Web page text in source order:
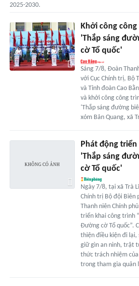
2025-2030.
Khởi công
'Thắp sáng
cờ Tổ quốc'
Sáng 7/8, Đoàn
với Cục Chính trị, Bộ
và Tỉnh đoàn Cao
và khởi công công
'Thắp sáng đường
xóm Bản Quang, xã
Phát động
'Thắp sáng
cờ Tổ quốc'
Ngày 7/8, tại xã Trà
Chính trị Bộ đội Biên
Thanh niên Chính
triển khai công trình
Đường cờ Tổ quốc”.
thiện điều kiện đi lại,
giữ gìn an ninh, trật
thức trách nhiệm
trong tham gia quản